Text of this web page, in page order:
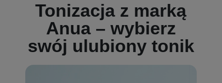
Tonizacja z marką
Anua – wybierz
swój ulubiony tonik